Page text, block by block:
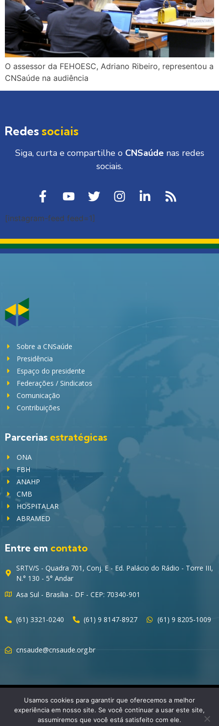
O assessor da FEHOESC, Adriano Ribeiro, representou a
CNSaúde na audiência
Redes sociais
Siga, curta e compartilhe o CNSaúdenas redes
sociais.
[instagram-feed feed=1]
Sobre a CNSaúde
Presidência
Espaço do presidente
Federações / Sindicatos
Comunicação
Contribuições
Parcerias estratégicas
ONA
FBH
ANAHP
CMB
HOSPITALAR
ABRAMED
Entre em contato
SRTV/S - Quadra 701, Conj. E - Ed. Palácio do Rádio - Torre III,
N.° 130 - 5° Andar
Asa Sul - Brasília - DF - CEP: 70340-901
(61) 3321-0240 (61) 9 8147-8927 (61) 9 8205-1009
cnsaude@cnsaude.org.br
Usamos cookies para garantir que oferecemos a melhor
experiência em nosso site. Se você continuar a usar este site,
assumiremos que você está satisfeito com ele.